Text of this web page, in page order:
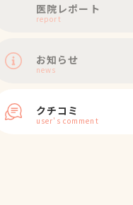
医院レポート
report
お知らせ
news
クチコミ
user's comment